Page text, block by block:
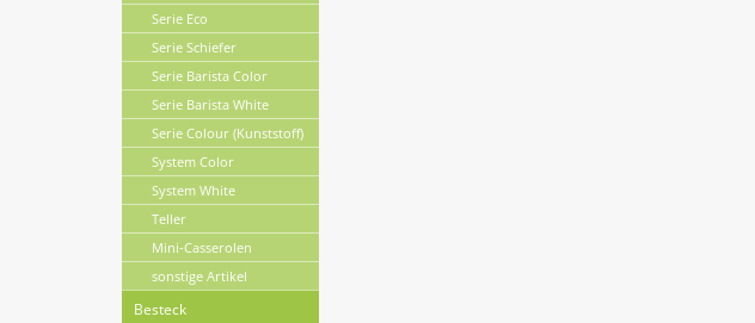
Serie Eco
Serie Schiefer
Serie Barista Color
Serie Barista White
Serie Colour (Kunststoff)
System Color
System White
Teller
Mini-Casserolen
sonstige Artikel
Besteck